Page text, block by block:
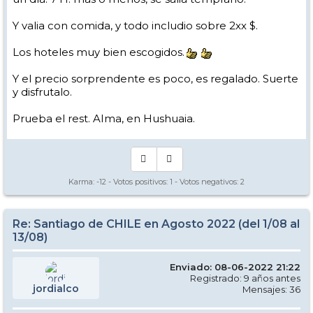
Y valia con comida, y todo includio sobre 2xx $.
Los hoteles muy bien escogidos.
Y el precio sorprendente es poco, es regalado. Suerte
y disfrutalo.
Prueba el rest. AIma, en Hushuaia.
Karma: -12 - Votos positivos: 1 - Votos negativos: 2
Re: Santiago de CHILE en Agosto 2022 (del 1/08 al
13/08)
jordialco
Enviado: 08-06-2022 21:22
Registrado: 9 años antes
Mensajes: 36